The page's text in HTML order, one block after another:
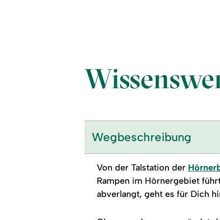
Wegbeschreibung
Von der Talstation der
Rampen im Hörnergebiet
abverlangt, geht es für Dich